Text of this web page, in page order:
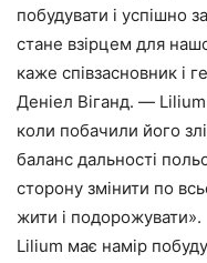
побудувати і успішно
стане взірцем для
каже співзасновник і
Деніел Віганд. —
коли побачили його
баланс дальності
сторону змінити по
жити і подорожувати».
Lilium має намір